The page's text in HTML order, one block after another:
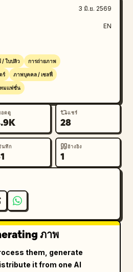
3 มิ.ย. 2569
EN
/ ใบปลิว การถ่ายภาพ
ร์ ภาพบุคคล / เซลฟี่
ทมแฟชั่น
อดดู แชร์
28
นทึก อ้างอิง
1
ภาพ
them, generate
it from one AI